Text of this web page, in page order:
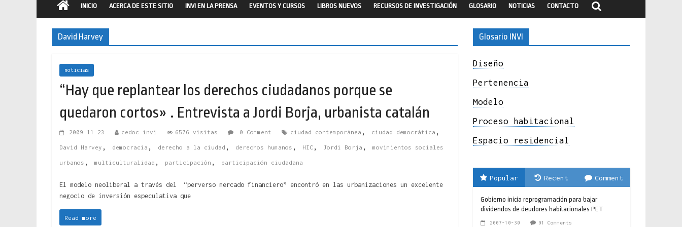
INICIO ACERCA DE ESTE SITIO INVI EN LA PRENSA EVENTOS Y CURSOS LIBROS NUEVOS RECURSOS DE INVESTIGACIÓN GLOSARIO NOTICIAS CONTACTO
David Harvey
noticias
“Hay que replantear los derechos ciudadanos porque se
quedaron cortos» . Entrevista a Jordi Borja, urbanista catalán
2009-11-23 cedoc invi 6576 visitas 0 Comment ciudad contemporánea , ciudad democrática ,
David Harvey , democracia , derecho a la ciudad , derechos humanos , HIC , Jordi Borja , movimientos sociales
urbanos , multiculturalidad , participación , participación ciudadana
El modelo neoliberal a través del “perverso mercado financiero” encontró en las urbanizaciones un excelente
negocio de inversión especulativa que
Read more
Glosario INVI
Diseño
Pertenencia
Modelo
Proceso habitacional
Espacio residencial
Popular Recent Comment
Gobierno inicia reprogramación para bajar
dividendos de deudores habitacionales PET
2007-10-30 91 Comments